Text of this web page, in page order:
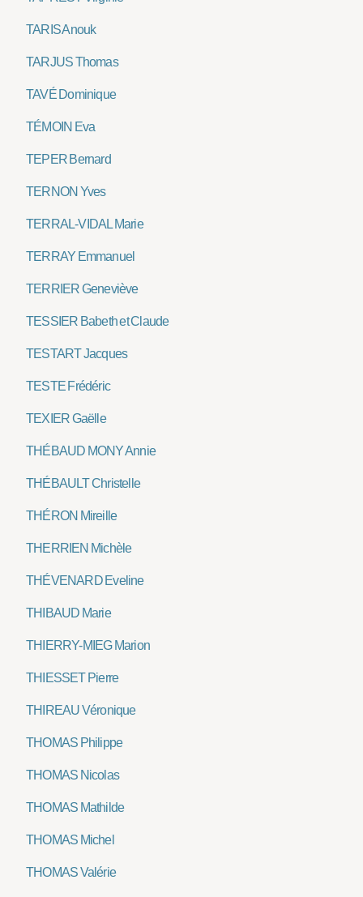
TARIS Anouk
TARJUS Thomas
TAVÉ Dominique
TÉMOIN Eva
TEPER Bernard
TERNON Yves
TERRAL-VIDAL Marie
TERRAY Emmanuel
TERRIER Geneviève
TESSIER Babeth et Claude
TESTART Jacques
TESTE Frédéric
TEXIER Gaëlle
THÉBAUD MONY Annie
THÉBAULT Christelle
THÉRON Mireille
THERRIEN Michèle
THÉVENARD Eveline
THIBAUD Marie
THIERRY-MIEG Marion
THIESSET Pierre
THIREAU Véronique
THOMAS Philippe
THOMAS Nicolas
THOMAS Mathilde
THOMAS Michel
THOMAS Valérie